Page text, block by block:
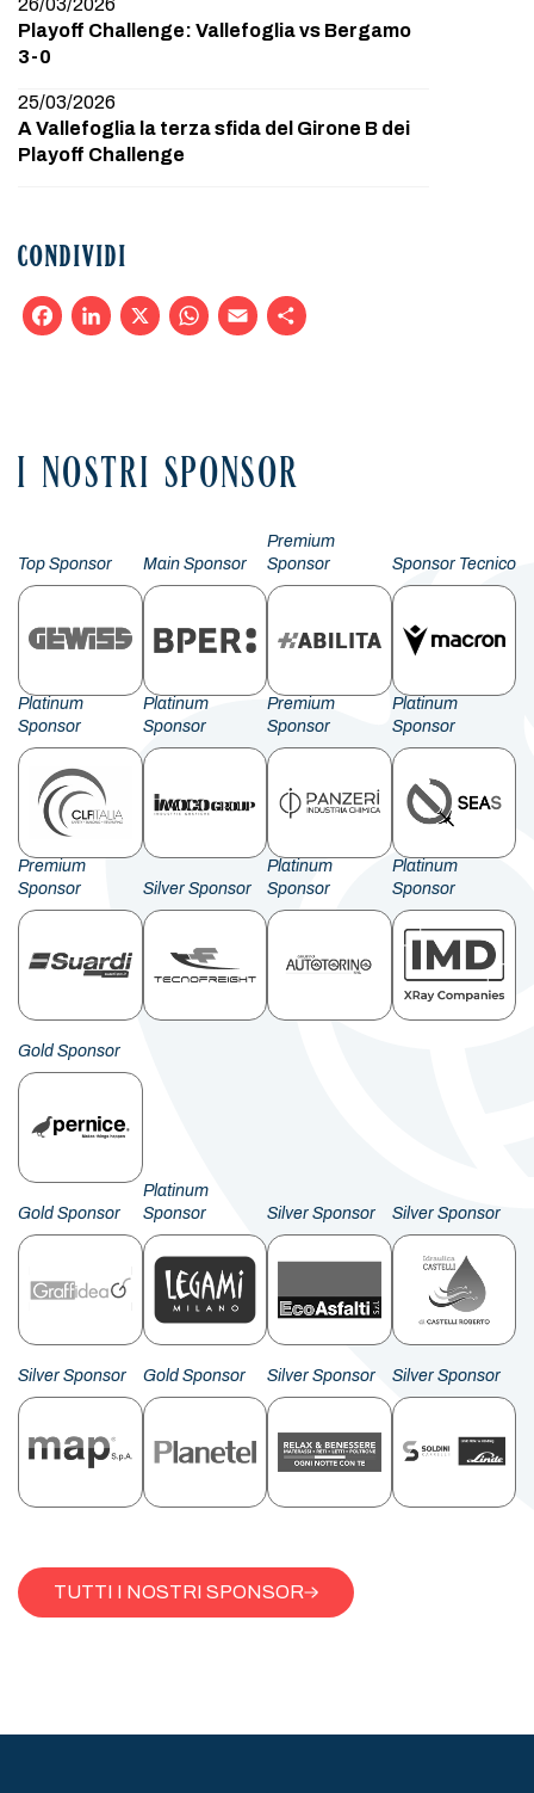
Playoff Challenge: Vallefoglia vs Bergamo
3-0
25/03/2026
A Vallefoglia la terza sfida del Girone B dei
Playoff Challenge
CONDIVIDI
I NOSTRI SPONSOR
Top Sponsor Main Sponsor
Premium
Sponsor
Sponsor Tecnico
Platinum
Sponsor
Platinum
Sponsor
Premium
Sponsor
Platinum
Sponsor
Premium
Sponsor
Silver Sponsor
Platinum
Sponsor
Platinum
Sponsor
Gold Sponsor
Gold Sponsor
Platinum
Sponsor
Silver Sponsor Silver Sponsor
Silver Sponsor Gold Sponsor Silver Sponsor Silver Sponsor
TUTTI I NOSTRI SPONSOR